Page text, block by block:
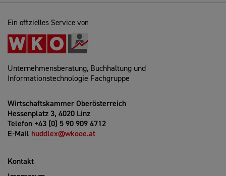
Ein offizielles Service von
Unternehmensberatung, Buchhaltung und
Informationstechnologie Fachgruppe
Wirtschaftskammer Oberösterreich
Hessenplatz 3, 4020 Linz
Telefon +43 (0) 5 90 909 4712
E-Mail huddlex@wkooe.at
Kontakt